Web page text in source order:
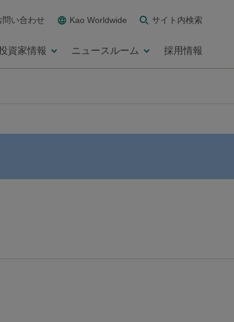
問い合わせ Kao Worldwide サイト内検索
資家情報 ニュースルーム 採用情報